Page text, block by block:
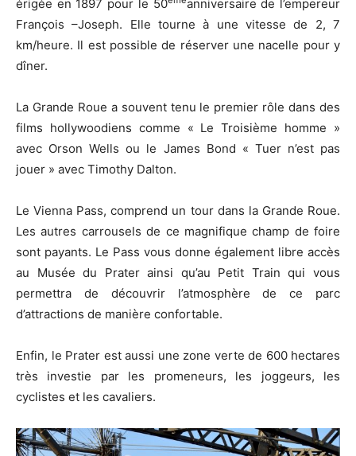
érigée en 1897 pour le 50
anniversaire de l’empereur
François –Joseph. Elle tourne à une vitesse de 2, 7
km/heure. Il est possible de réserver une nacelle pour y
dîner.
La Grande Roue a souvent tenu le premier rôle dans des
films hollywoodiens comme « Le Troisième homme »
avec Orson Wells ou le James Bond « Tuer n’est pas
jouer » avec Timothy Dalton.
Le Vienna Pass, comprend un tour dans la Grande Roue.
Les autres carrousels de ce magnifique champ de foire
sont payants. Le Pass vous donne également libre accès
au Musée du Prater ainsi qu’au Petit Train qui vous
permettra de découvrir l’atmosphère de ce parc
d’attractions de manière confortable.
Enfin, le Prater est aussi une zone verte de 600 hectares
très investie par les promeneurs, les joggeurs, les
cyclistes et les cavaliers.